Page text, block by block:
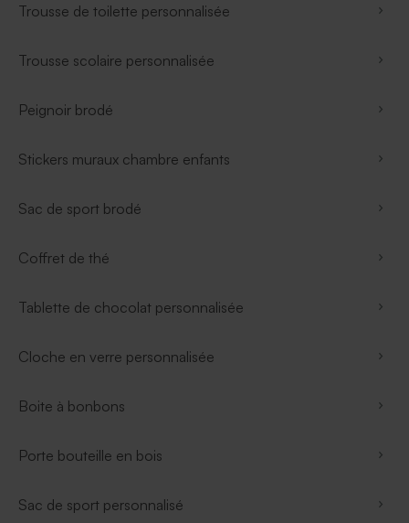
Trousse de toilette personnalisée
Trousse scolaire personnalisée
Peignoir brodé
Stickers muraux chambre enfants
Sac de sport brodé
Coffret de thé
Tablette de chocolat personnalisée
Cloche en verre personnalisée
Boite à bonbons
Porte bouteille en bois
Sac de sport personnalisé